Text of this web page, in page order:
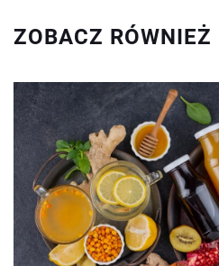
ZOBACZ RÓWNIEŻ